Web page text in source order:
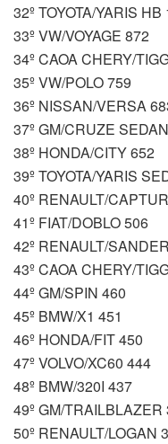
32º TOYOTA/YARIS HB
33º VW/VOYAGE 872
34º CAOA CHERY/
35º VW/POLO 759
36º NISSAN/VERSA
37º GM/CRUZE
38º HONDA/CITY 652
39º TOYOTA/YARIS
40º RENAULT/
41º FIAT/DOBLO 506
42º RENAULT/
43º CAOA CHERY/
44º GM/SPIN 460
45º BMW/X1 451
46º HONDA/FIT 450
47º VOLVO/XC60 444
48º BMW/320I 437
49º GM/TRAILBLAZER
50º RENAULT/LOGAN